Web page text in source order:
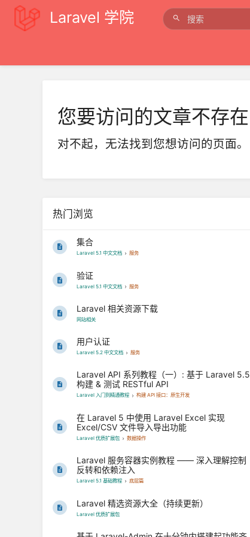
Laravel 学院
您要访问的文章不存在
对不起，无法找到您想访问的页面。
热门浏览
集合
Laravel 5.1 中文文档 服务
验证
Laravel 5.1 中文文档 服务
Laravel 相关资源下载
网站相关
用户认证
Laravel 5.2 中文文档 服务
Laravel API 系列教程（一）: 基于 Laravel 5.5
构建 & 测试 RESTful API
Laravel 入门到精通教程 构建 API 接口：原生开发
在 Laravel 5 中使用 Laravel Excel 实现
Excel/CSV 文件导入导出功能
Laravel 优质扩展包 数据操作
Laravel 服务容器实例教程 —— 深入理解控制
反转和依赖注入
Laravel 5.1 基础教程 底层篇
Laravel 精选资源大全（持续更新）
Laravel 优质扩展包